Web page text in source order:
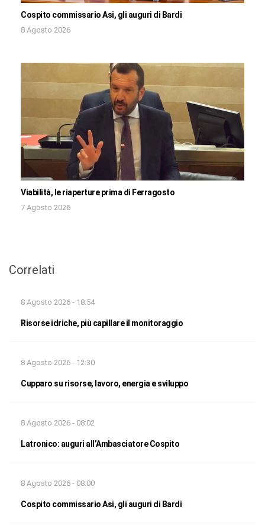
Cospito commissario Asi, gli auguri di Bardi
8 Agosto 2026
Viabilità, le riaperture prima di Ferragosto
7 Agosto 2026
Correlati
8 Agosto 2026 - 18:54
Risorse idriche, più capillare il monitoraggio
8 Agosto 2026 - 12:30
Cupparo su risorse, lavoro, energia e sviluppo
8 Agosto 2026 - 08:02
Latronico: auguri all’Ambasciatore Cospito
8 Agosto 2026 - 08:00
Cospito commissario Asi, gli auguri di Bardi